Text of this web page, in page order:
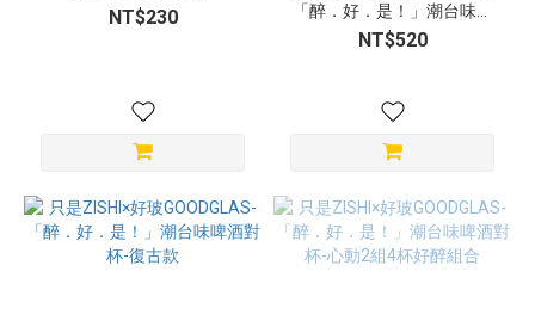
NT$230
「醉．好．是！」潮台味啤
酒對杯-青花款
NT$520